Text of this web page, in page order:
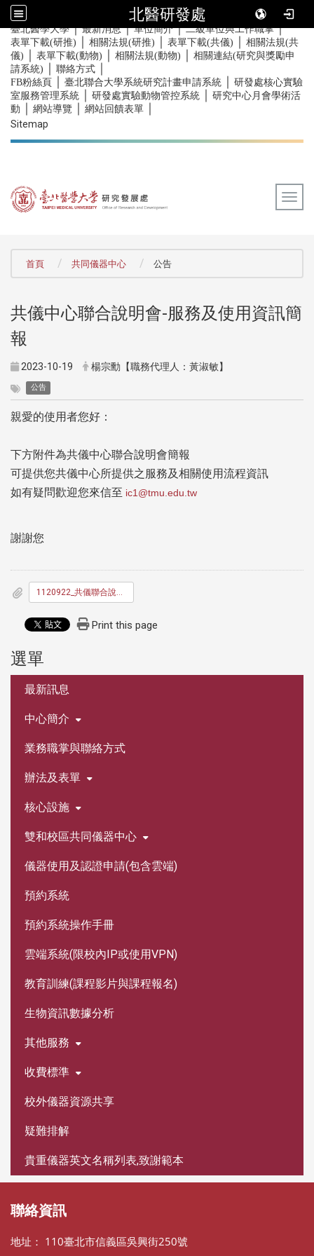
北醫研發處
::: 臺北醫學大學｜最新消息｜單位簡介｜二級單位與工作職掌｜
表單下載(研推) 相關法規(研推) 表單下載(共儀)
相關法規(共
儀)
表單下載(動物) 相關法規(動物)
相關連結(研究與獎勵申
請系統)
聯絡方式
FB粉絲頁 臺北聯合大學系統研究計畫申請系統
研發處核心實驗
室服務管理系統
研發處實驗動物管控系統
研究中心月會學術活
動
網站導覽 網站回饋表單
Sitemap
首頁 共同儀器中心 公告
共儀中心聯合說明會-服務及使用資訊簡
報
2023-10-19 楊宗勳【職務代理人：黃淑敏】
公告
親愛的使用者您好：
下方附件為共儀中心聯合說明會簡報
可提供您共儀中心所提供之服務及相關使用流程資訊
如有疑問歡迎您來信至 ic1@tmu.edu.tw
謝謝您
Print this page
選單
最新訊息
中心簡介
業務職掌與聯絡方式
辦法及表單
核心設施
雙和校區共同儀器中心
儀器使用及認證申請(包含雲端)
預約系統
預約系統操作手冊
雲端系統(限校內IP或使用VPN)
教育訓練(課程影片與課程報名)
生物資訊數據分析
其他服務
收費標準
校外儀器資源共享
疑難排解
貴重儀器英文名稱列表,致謝範本
聯絡資訊
地址： 110臺北市信義區吳興街250號